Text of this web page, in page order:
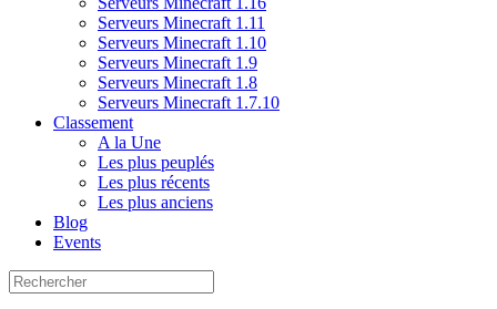
Serveurs Minecraft 1.11
Serveurs Minecraft 1.10
Serveurs Minecraft 1.9
Serveurs Minecraft 1.8
Serveurs Minecraft 1.7.10
Classement
A la Une
Les plus peuplés
Les plus récents
Les plus anciens
Blog
Events